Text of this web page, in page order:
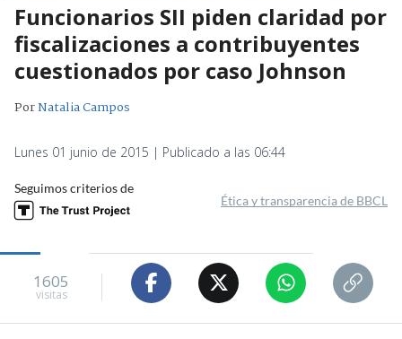
Funcionarios SII piden claridad por
fiscalizaciones a contribuyentes
cuestionados por caso Johnson
PorNatalia Campos
Lunes 01 junio de 2015 | Publicado a las 06:44
Seguimos criterios de
Ética y transparencia de BBCL
1605
visitas